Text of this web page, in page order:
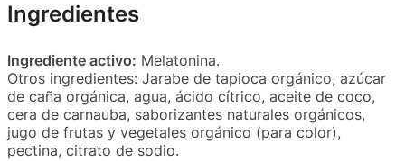
Ingredientes
Ingrediente activo: Melatonina.
Otros ingredientes: Jarabe de tapioca orgánico, azúcar
de caña orgánica, agua, ácido cítrico, aceite de coco,
cera de carnauba, saborizantes naturales orgánicos,
jugo de frutas y vegetales orgánico (para color),
pectina, citrato de sodio.